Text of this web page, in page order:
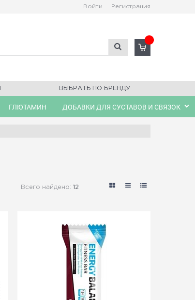
Войти Регистрация
ВЫБРАТЬ ПО БРЕНДУ
ГЛЮТАМИН ДОБАВКИ ДЛЯ СУСТАВОВ И СВЯЗОК
Всего найдено: 12